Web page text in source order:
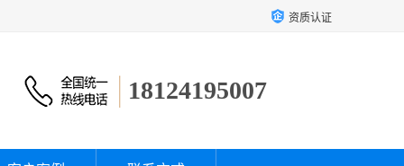
资质认证
18124195007